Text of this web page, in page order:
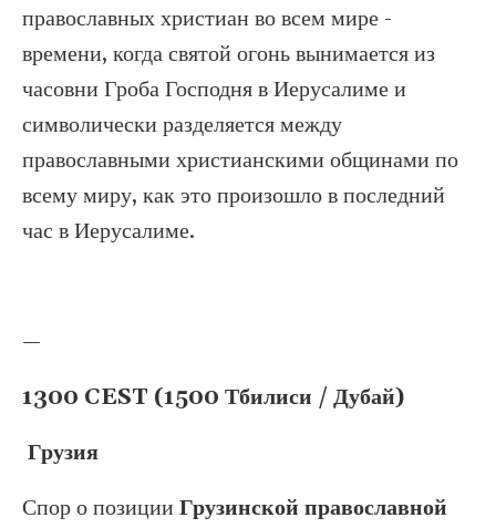
православных христиан во всем мире -
времени, когда святой огонь вынимается из
часовни Гроба Господня в Иерусалиме и
символически разделяется между
православными христианскими общинами по
всему миру, как это произошло в последний
час в Иерусалиме.
—
1300 CEST (1500 Тбилиси / Дубай)
Грузия
Спор о позиции Грузинской православной